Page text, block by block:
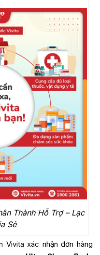
Thành Hỗ Trợ – Lạc
Sẻ
Vivita xác nhận đơn hàng